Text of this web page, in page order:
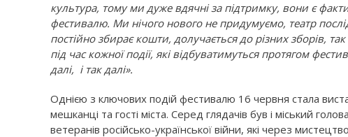
культура, тому ми дуже вдячні за підтримку, вони є
фестивалю. Ми нічого нового не придумуємо, театр
постійно збирає кошти, долучається до різних зборів,
під час кожної події, які відбуватимуться протягом
далі, і так далі».
Однією з ключових подій фестивалю 16 червня стала
мешканці та гості міста. Серед глядачів був і міський голова
ветеранів російсько-української війни, які через